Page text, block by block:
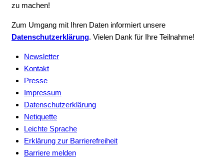
zu machen!
Zum Umgang mit Ihren Daten informiert unsere
Datenschutzerklärung. Vielen Dank für Ihre Teilnahme!
Newsletter
Kontakt
Presse
Impressum
Datenschutzerklärung
Netiquette
Leichte Sprache
Erklärung zur Barrierefreiheit
Barriere melden